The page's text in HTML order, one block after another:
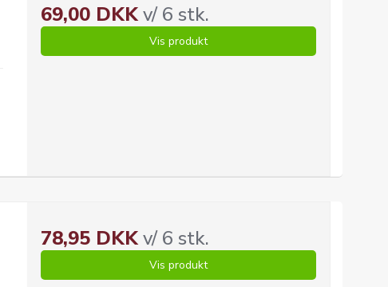
69,00 DKKv/ 6 stk.
Vis produkt
78,95 DKKv/ 6 stk.
Vis produkt